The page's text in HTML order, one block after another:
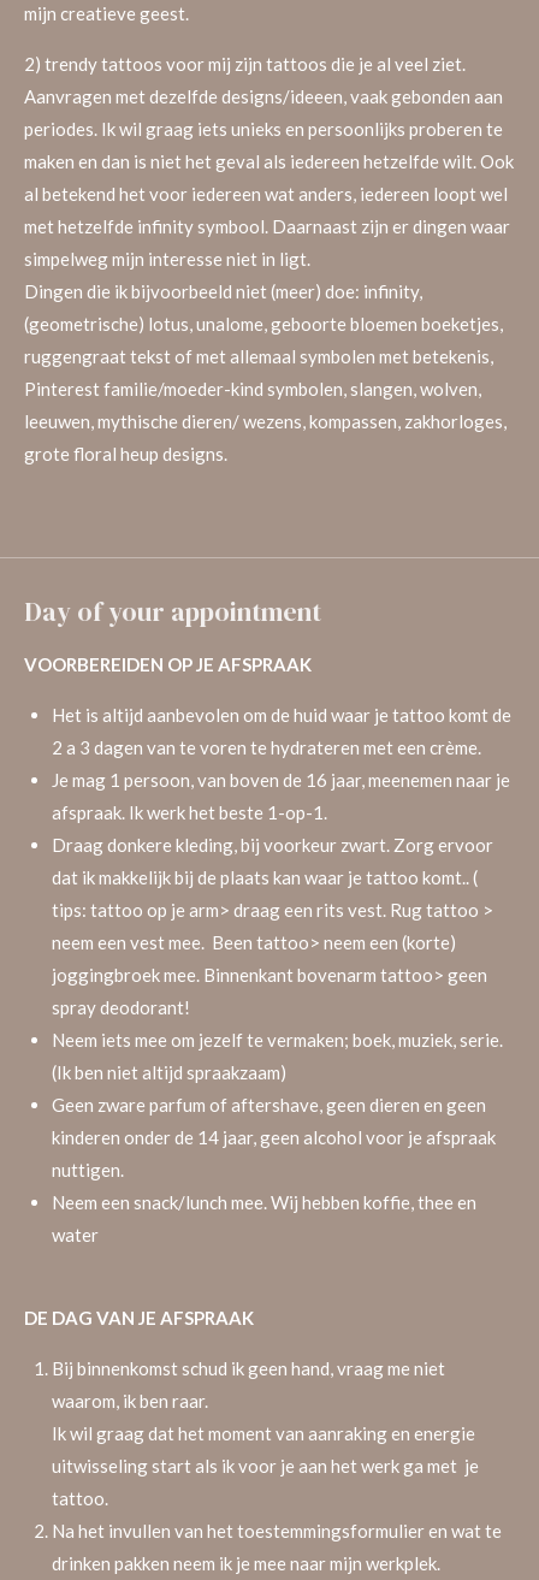
mijn creatieve geest.
2) trendy tattoos voor mij zijn tattoos die je al veel ziet.
Aanvragen met dezelfde designs/ideeen, vaak gebonden aan
periodes. Ik wil graag iets unieks en persoonlijks proberen te
maken en dan is niet het geval als iedereen hetzelfde wilt. Ook
al betekend het voor iedereen wat anders, iedereen loopt wel
met hetzelfde infinity symbool. Daarnaast zijn er dingen waar
simpelweg mijn interesse niet in ligt.
Dingen die ik bijvoorbeeld niet (meer) doe: infinity,
(geometrische) lotus, unalome, geboorte bloemen boeketjes,
ruggengraat tekst of met allemaal symbolen met betekenis,
Pinterest familie/moeder-kind symbolen, slangen, wolven,
leeuwen, mythische dieren/ wezens, kompassen, zakhorloges,
grote floral heup designs.
Day of your appointment
VOORBEREIDEN OP JE AFSPRAAK
Het is altijd aanbevolen om de huid waar je tattoo komt de
2 a 3 dagen van te voren te hydrateren met een crème.
Je mag 1 persoon, van boven de 16 jaar, meenemen naar je
afspraak. Ik werk het beste 1-op-1.
Draag donkere kleding, bij voorkeur zwart. Zorg ervoor
dat ik makkelijk bij de plaats kan waar je tattoo komt.. (
tips: tattoo op je arm> draag een rits vest. Rug tattoo >
neem een vest mee. Been tattoo> neem een (korte)
joggingbroek mee. Binnenkant bovenarm tattoo> geen
spray deodorant!
Neem iets mee om jezelf te vermaken; boek, muziek, serie.
(Ik ben niet altijd spraakzaam)
Geen zware parfum of aftershave, geen dieren en geen
kinderen onder de 14 jaar, geen alcohol voor je afspraak
nuttigen.
Neem een snack/lunch mee. Wij hebben koffie, thee en
water
DE DAG VAN JE AFSPRAAK
Bij binnenkomst schud ik geen hand, vraag me niet
waarom, ik ben raar.
Ik wil graag dat het moment van aanraking en energie
uitwisseling start als ik voor je aan het werk ga met je
tattoo.
Na het invullen van het toestemmingsformulier en wat te
drinken pakken neem ik je mee naar mijn werkplek.